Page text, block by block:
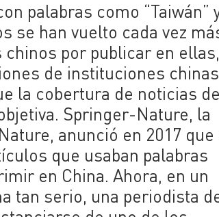
palabras como “Taiwán”
se han vuelto cada vez
por publicar en ellas,
de instituciones
la cobertura de noticias de
Springer-Nature, la
anunció en 2017 que
que usaban palabras
en China. Ahora, en un
tan serio, una periodista